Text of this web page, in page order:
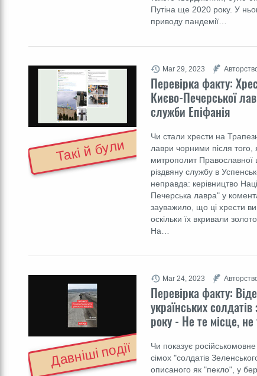
Путіна ще 2020 року. У
приводу пандемії…
Перевірка факту:
Києво-Печерської
служби Епіфанія
Чи стали хрести на
лаври чорними після того,
митрополит Православної
різдвяну службу в
неправда: керівництво
Печерська лавра" у
зауважило, що ці хрести
оскільки їх вкривали
На…
Mar 29, 2023
Такі й були
Перевірка факту:
українських
року - Не те місце, не
Чи показує
сімох "солдатів
описаного як "пекло", у
Mar 24, 2023
Давніші події